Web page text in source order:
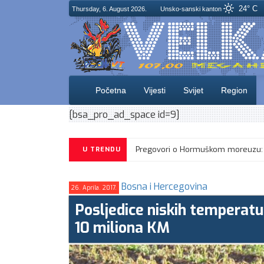
Thursday, 6. August 2026. Unsko-sanski kanton 24° C
Početna Vijesti Svijet Region
[bsa_pro_ad_space id=9]
U TRENDU
26. Aprila. 2017. Bosna i Hercegovina
​Posljedice niskih
10 miliona KM